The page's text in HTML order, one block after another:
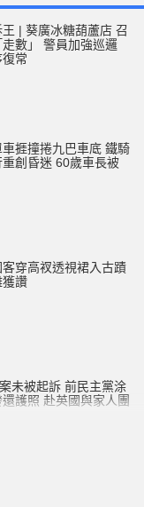
王 | 葵廣冰糖葫蘆店 召
數」 警員加強巡邏
常
車捱撞捲九巴車底 鐵騎
創昏迷 60歲車長被
穿高衩透視裙入古蹟
獲讚
未被起訴 前民主黨涂
護照 赴英國與家人團